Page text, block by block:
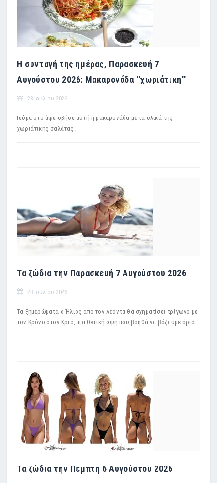
Η συνταγή της ημέρας, Παρασκευή 7
Αυγούστου 2026: Μακαρονάδα ''χωριάτικη''
28 Ιουλίου 2026
Γεύμα στο άψε σβήσε αυτή η μακαρονάδα με τα υλικά της
χωριάτικης σαλάτας.
Τα ζώδια την Παρασκευή 7 Αυγούστου 2026
28 Ιουλίου 2026
Τα ξημερώματα ο Ήλιος από τον Λέοντα θα σχηματίσει τρίγωνο με
τον Κρόνο στον Κριό, μια θετική όψη που βοηθά να βάζουμε όρια...
Τα ζώδια την Πεμπτη 6 Αυγούστου 2026